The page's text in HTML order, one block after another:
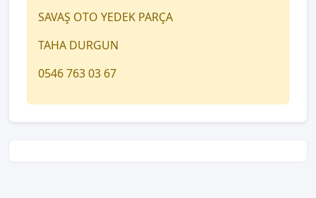
SAVAŞ OTO YEDEK PARÇA
TAHA DURGUN
0546 763 03 67